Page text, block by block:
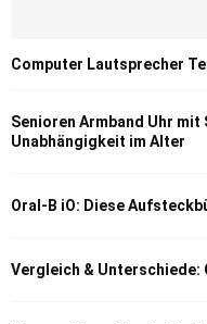
Computer Lautsprecher
Senioren Armband Uhr mit
Unabhängigkeit im Alter
Oral-B iO: Diese
Vergleich & Unterschiede: